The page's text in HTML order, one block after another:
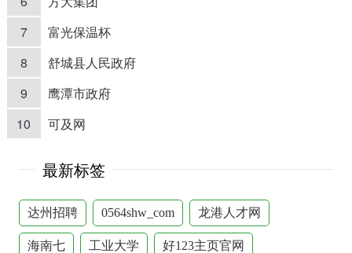
7
富光保温杯
8
舒城县人民政府
9
鹰潭市政府
10
可及网
最新标签
达州招聘 0564shw_com 龙港人才网
海南七 工业大学 好123主页官网